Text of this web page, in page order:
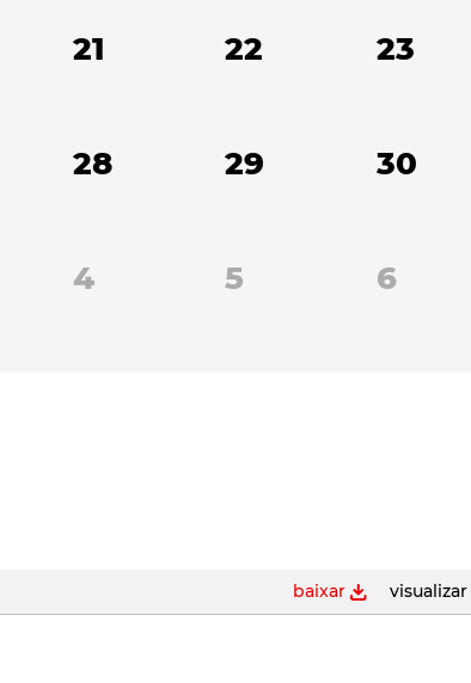
21 22 23
28 29 30
4 5 6
baixar visualizar